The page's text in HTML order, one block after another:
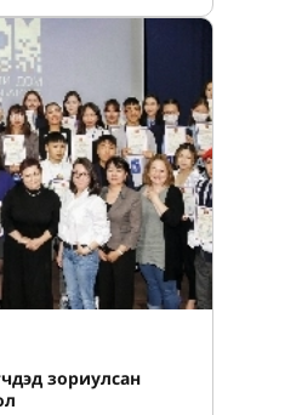
зориулсан